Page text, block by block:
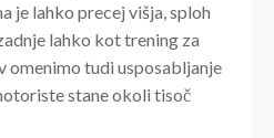
je lahko precej višja, sploh
lahko kot trening za
omenimo tudi usposabljanje
stane okoli tisoč